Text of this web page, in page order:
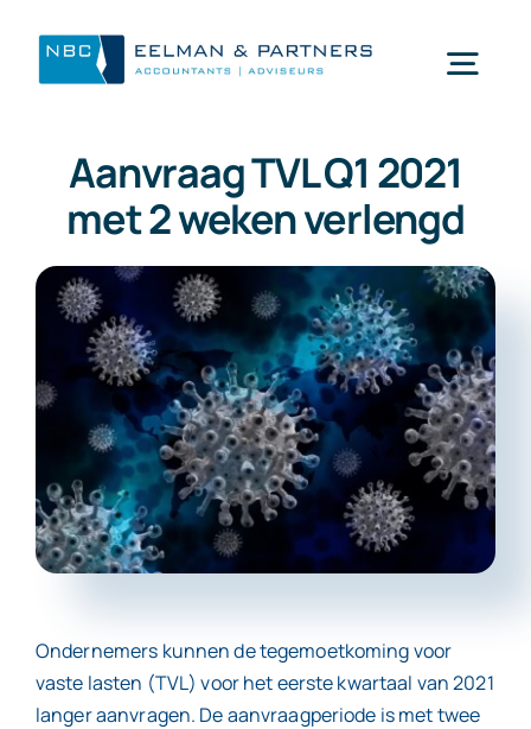
inhoud
Wat doen wij
Mijn NBC Eelman & Partners
Nieuws
Werken bij
Aanvraag TVL Q1 2021
met 2 weken verlengd
Ondernemers kunnen de tegemoetkoming voor
vaste lasten (TVL) voor het eerste kwartaal van 2021
langer aanvragen. De aanvraagperiode is met twee